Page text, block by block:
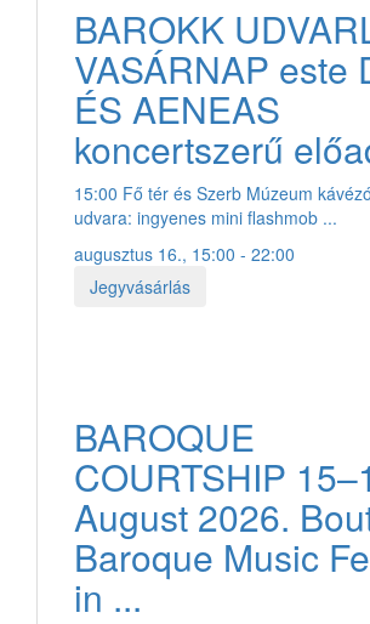
BAROKK
VASÁRNAP este
ÉS AENEAS
koncertszerű
15:00 Fő tér és Szerb Múzeum
udvara: ingyenes mini flashmob ...
augusztus 16., 15:00 - 22:00
Jegyvásárlás
BAROQUE
COURTSHIP
August 2026.
Baroque Music
in ...